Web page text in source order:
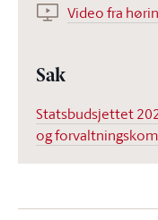
Video fra
Sak
Statsbudsjettet
og